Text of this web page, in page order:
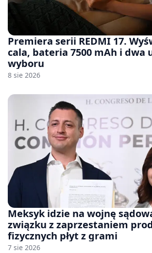
Premiera serii REDMI 17.
cala, bateria 7500 mAh i dwa
wyboru
8 sie 2026
Meksyk idzie na wojnę
związku z zaprzestaniem
fizycznych płyt z grami
7 sie 2026